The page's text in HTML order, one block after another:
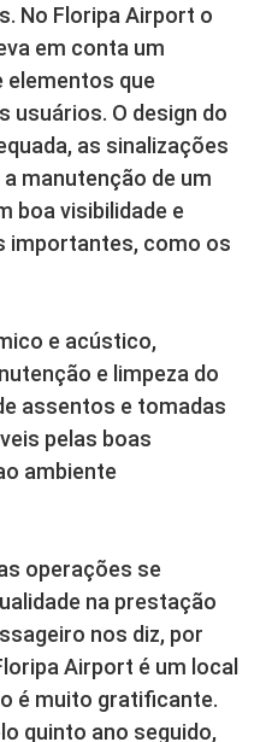
No Floripa Airport o
em conta um
elementos que
usuários. O design do
as sinalizações
manutenção de um
boa visibilidade e
importantes, como os
e acústico,
e limpeza do
assentos e tomadas
pelas boas
ambiente
operações se
na prestação
nos diz, por
Airport é um local
é muito gratificante.
quinto ano seguido,